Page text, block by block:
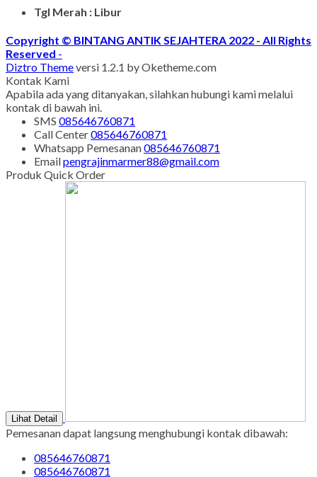
Makam Kristen Modern
SUPPORT
Silahkan Hubungi Customer Service Kami Di Jam
Kerja Dan Layanan Kami
Senin - Juma'at : 08.00 s/d 21.00
Sabtu - Minggu : 08.00 s/d 16.00
Tgl Merah : Libur